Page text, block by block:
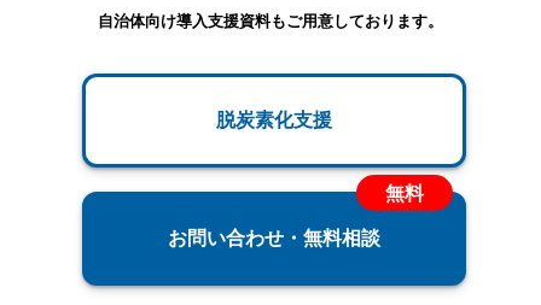
自治体向け導入支援資料もご用意しております。
脱炭素化支援
お問い合わせ・無料相談